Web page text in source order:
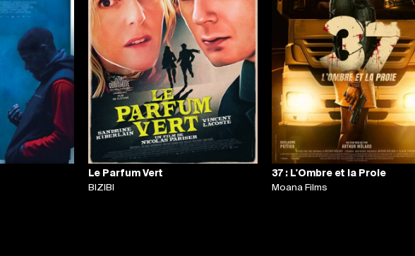
Le Parfum Vert
BIZIBI
37 : L'Ombre et la Proie
Moana Films